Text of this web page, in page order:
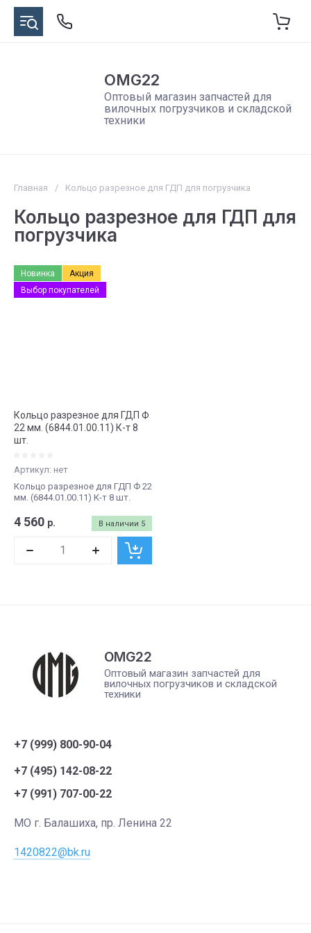
OMG22
Оптовый магазин запчастей для
вилочных погрузчиков и складской
техники
Главная / Кольцо разрезное для ГДП для погрузчика
Кольцо разрезное для ГДП для
погрузчика
Новинка
Акция
Выбор покупателей
Кольцо разрезное для ГДП Ф
22 мм. (6844.01.00.11) К-т 8
шт.
Артикул: нет
Кольцо разрезное для ГДП Ф 22
мм. (6844.01.00.11) К-т 8 шт.
В наличии 5
4 560 р.
OMG22
Оптовый магазин запчастей для
вилочных погрузчиков и складской
техники
+7 (999) 800-90-04
+7 (495) 142-08-22
+7 (991) 707-00-22
МО г. Балашиха, пр. Ленина 22
1420822@bk.ru